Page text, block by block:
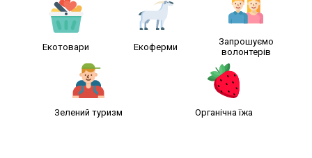
Екотовари Екоферми
Запрошуємо
волонтерів
Зелений туризм Органічна їжа